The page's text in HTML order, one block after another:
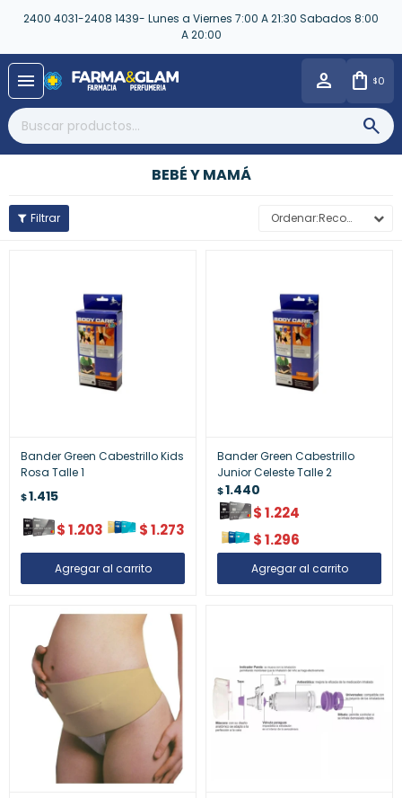
2400 4031-2408 1439- Lunes a Viernes 7:00 A 21:30 Sabados 8:00
A 20:00
menu $0
BEBÉ Y MAMÁ
Recomendados
Bander Green Cabestrillo Kids
Rosa Talle 1
$1.415
$1.203 $1.273
Bander Green Cabestrillo
Junior Celeste Talle 2
$1.440
$1.224
$1.296